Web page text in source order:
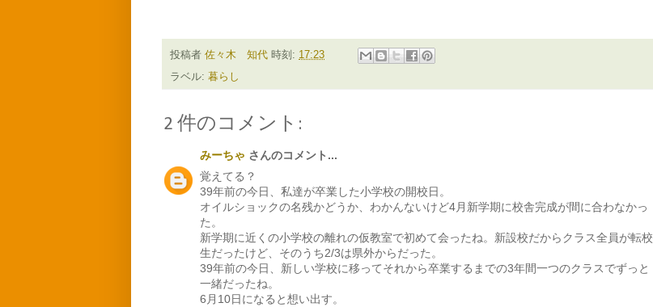
投稿者 佐々木 知代 時刻: 17:23
ラベル: 暮らし
2 件のコメント:
みーちゃ さんのコメント...
覚えてる？
39年前の今日、私達が卒業した小学校の開校日。
オイルショックの名残かどうか、わかんないけど4月新学期に校舎完成が間に合わなかっ
た。
新学期に近くの小学校の離れの仮教室で初めて会ったね。新設校だからクラス全員が転校
生だったけど、そのうち2/3は県外からだった。
39年前の今日、新しい学校に移ってそれから卒業するまでの3年間一つのクラスでずっと
一緒だったね。
6月10日になると想い出す。